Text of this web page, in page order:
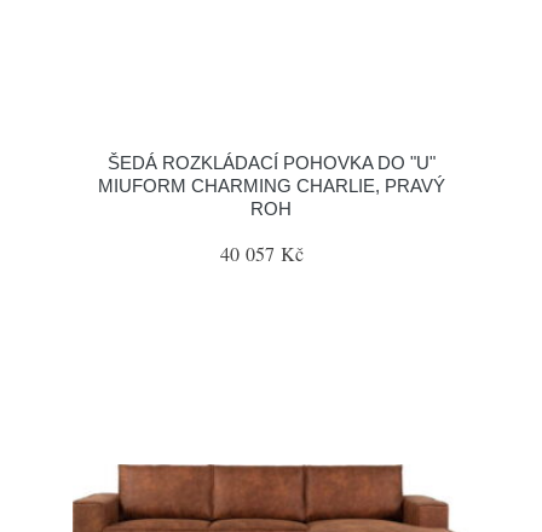
ŠEDÁ ROZKLÁDACÍ POHOVKA DO "U"
MIUFORM CHARMING CHARLIE, PRAVÝ
ROH
40 057 Kč